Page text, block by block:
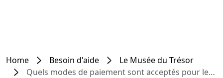
Home Besoin d'aide
Le Musée du Trésor
Quels modes de paiement sont acceptés pour les réservations en ligne ?